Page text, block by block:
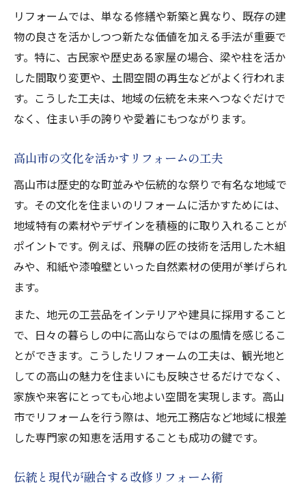
リフォームでは、単なる修繕や新築と異なり、既存の建
物の良さを活かしつつ新たな価値を加える手法が重要で
す。特に、古民家や歴史ある家屋の場合、梁や柱を活か
した間取り変更や、土間空間の再生などがよく行われま
す。こうした工夫は、地域の伝統を未来へつなぐだけで
なく、住まい手の誇りや愛着にもつながります。
高山市の文化を活かすリフォームの工夫
高山市は歴史的な町並みや伝統的な祭りで有名な地域で
す。その文化を住まいのリフォームに活かすためには、
地域特有の素材やデザインを積極的に取り入れることが
ポイントです。例えば、飛騨の匠の技術を活用した木組
みや、和紙や漆喰壁といった自然素材の使用が挙げられ
ます。
また、地元の工芸品をインテリアや建具に採用すること
で、日々の暮らしの中に高山ならではの風情を感じるこ
とができます。こうしたリフォームの工夫は、観光地と
しての高山の魅力を住まいにも反映させるだけでなく、
家族や来客にとっても心地よい空間を実現します。高山
市でリフォームを行う際は、地元工務店など地域に根差
した専門家の知恵を活用することも成功の鍵です。
伝統と現代が融合する改修リフォーム術